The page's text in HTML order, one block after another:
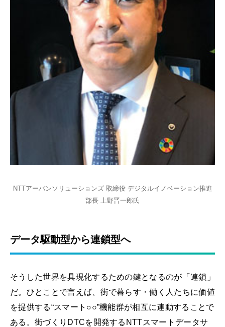
NTTアーバンソリューションズ 取締役 デジタルイノベーション推進
部長 上野晋一郎氏
データ駆動型から連鎖型へ
そうした世界を具現化するための鍵となるのが「連鎖」
だ。ひとことで言えば、街で暮らす・働く人たちに価値
を提供する“スマート○○”機能群が相互に連動することで
ある。街づくりDTCを開発するNTTスマートデータサ